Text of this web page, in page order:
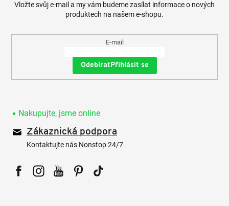
Vložte svůj e-mail a my vám budeme zasílat informace o nových
produktech na našem e-shopu.
E-mail
Přihlásit se
Nakupujte, jsme online
Zákaznická podpora
Kontaktujte nás Nonstop 24/7